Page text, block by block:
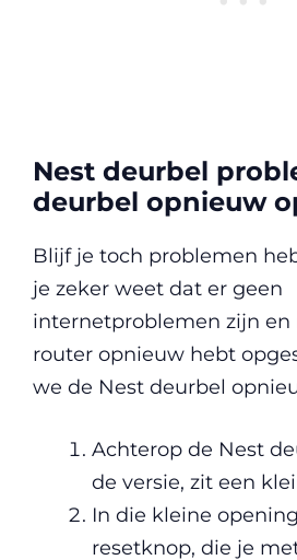
Nest deurbel
deurbel opnieuw
Blijf je toch problemen
je zeker weet dat er geen
internetproblemen zijn en
router opnieuw hebt
we de Nest deurbel
Achterop de Nest
de versie, zit een
In die kleine
resetknop, die je